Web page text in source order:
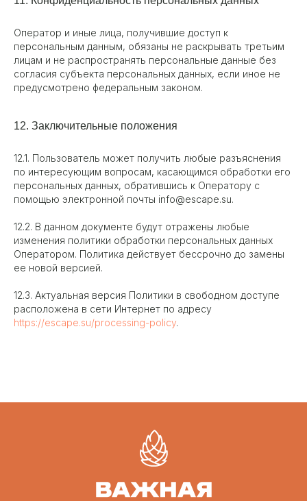
Оператор и иные лица, получившие доступ к
персональным данным, обязаны не раскрывать третьим
лицам и не распространять персональные данные без
согласия субъекта персональных данных, если иное не
предусмотрено федеральным законом.
12. Заключительные положения
12.1. Пользователь может получить любые разъяснения
по интересующим вопросам, касающимся обработки его
персональных данных, обратившись к Оператору с
помощью электронной почты info@escape.su.
12.2. В данном документе будут отражены любые
изменения политики обработки персональных данных
Оператором. Политика действует бессрочно до замены
ее новой версией.
12.3. Актуальная версия Политики в свободном доступе
расположена в сети Интернет по адресу
https://escape.su/processing-policy.